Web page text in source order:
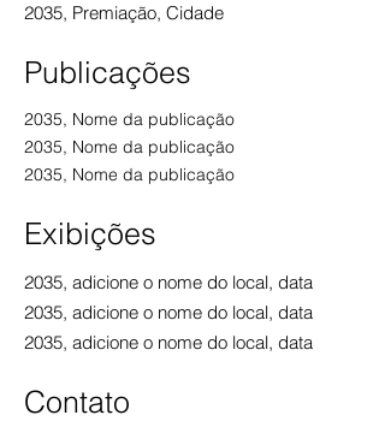
2035, Premiação, Cidade
Publicações
2035, Nome da publicação
2035, Nome da publicação
2035, Nome da publicação
Exibições
2035, adicione o nome do local, data
2035, adicione o nome do local, data
2035, adicione o nome do local, data
Contato